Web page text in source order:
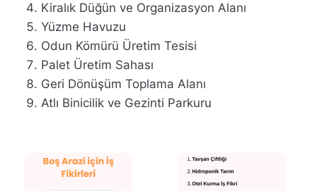
Kiralık Düğün ve Organizasyon Alanı
Yüzme Havuzu
Odun Kömürü Üretim Tesisi
Palet Üretim Sahası
Geri Dönüşüm Toplama Alanı
Atlı Binicilik ve Gezinti Parkuru